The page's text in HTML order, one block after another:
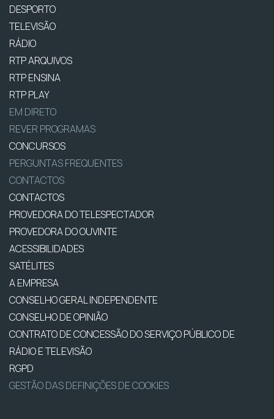
DESPORTO
TELEVISÃO
RÁDIO
RTP ARQUIVOS
RTP ENSINA
RTP PLAY
EM DIRETO
REVER PROGRAMAS
CONCURSOS
PERGUNTAS FREQUENTES
CONTACTOS
CONTACTOS
PROVEDORA DO TELESPECTADOR
PROVEDORA DO OUVINTE
ACESSIBILIDADES
SATÉLITES
A EMPRESA
CONSELHO GERAL INDEPENDENTE
CONSELHO DE OPINIÃO
CONTRATO DE CONCESSÃO DO SERVIÇO PÚBLICO DE
RÁDIO E TELEVISÃO
RGPD
GESTÃO DAS DEFINIÇÕES DE COOKIES